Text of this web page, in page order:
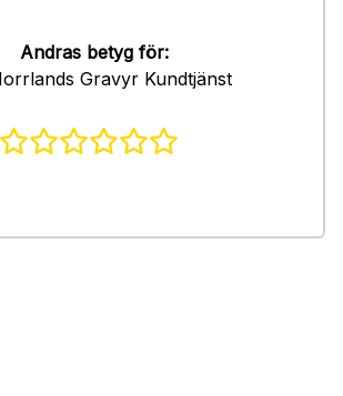
Andras betyg för:
Gravyr Kundtjänst